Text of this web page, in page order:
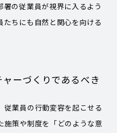
の従業員が視界に入るよう
たちにも自然と関心を向ける
ーづくりであるべき
業員の行動変容を起こせる
施策や制度を「どのような意